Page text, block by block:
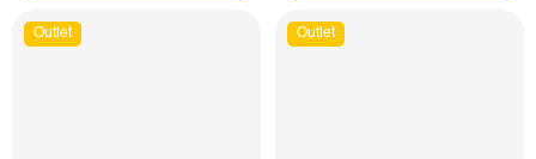
Outlet Outlet